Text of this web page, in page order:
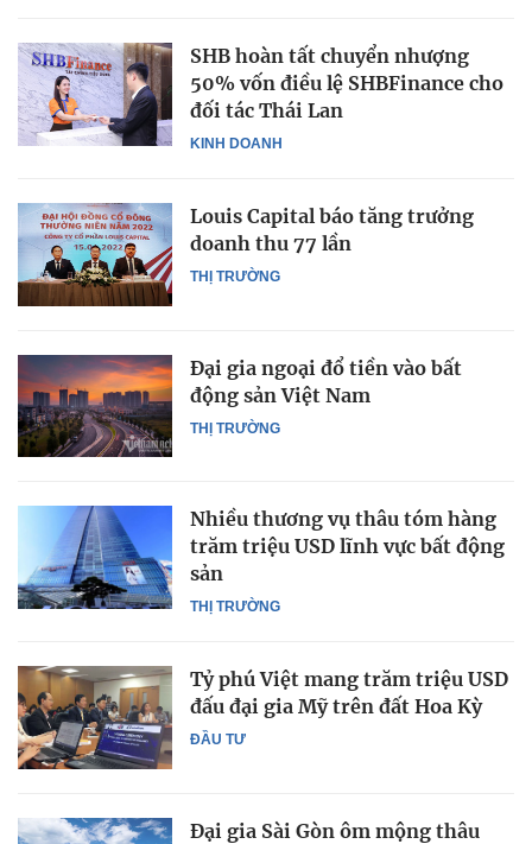
KINH DOANH
SHB hoàn tất chuyển nhượng
50% vốn điều lệ SHBFinance cho
đối tác Thái Lan
THỊ TRƯỜNG
Louis Capital báo tăng trưởng
doanh thu 77 lần
THỊ TRƯỜNG
Đại gia ngoại đổ tiền vào bất
động sản Việt Nam
THỊ TRƯỜNG
Nhiều thương vụ thâu tóm hàng
trăm triệu USD lĩnh vực bất động
sản
ĐẦU TƯ
Tỷ phú Việt mang trăm triệu USD
đấu đại gia Mỹ trên đất Hoa Kỳ
Đại gia Sài Gòn ôm mộng thâu